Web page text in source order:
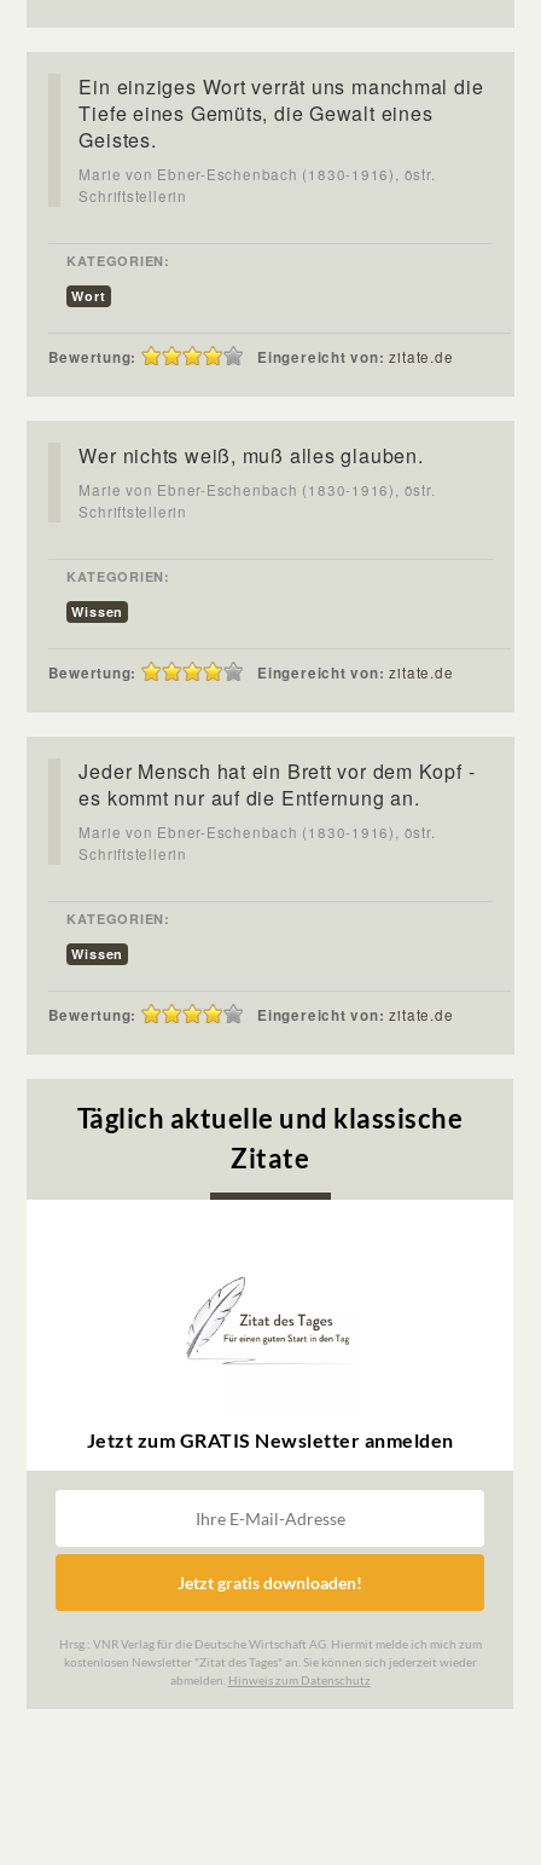
Ein einziges Wort verrät uns manchmal die
Tiefe eines Gemüts, die Gewalt eines
Geistes.
Marie von Ebner-Eschenbach (1830-1916), östr.
Schriftstellerin
KATEGORIEN:
Wort
Bewertung: Eingereicht von:zitate.de
Wer nichts weiß, muß alles glauben.
Marie von Ebner-Eschenbach (1830-1916), östr.
Schriftstellerin
KATEGORIEN:
Wissen
Bewertung: Eingereicht von:zitate.de
Jeder Mensch hat ein Brett vor dem Kopf -
es kommt nur auf die Entfernung an.
Marie von Ebner-Eschenbach (1830-1916), östr.
Schriftstellerin
KATEGORIEN:
Wissen
Bewertung: Eingereicht von:zitate.de